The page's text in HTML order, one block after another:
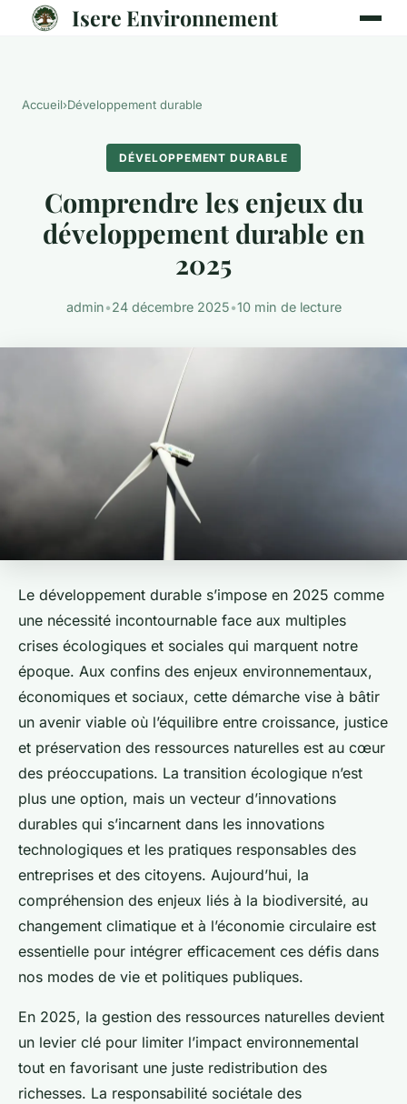
Isere Environnement
Accueil›Développement durable
DÉVELOPPEMENT DURABLE
Comprendre les enjeux du
développement durable en
2025
admin•24 décembre 2025•10 min de lecture
Le développement durable s’impose en 2025 comme
une nécessité incontournable face aux multiples
crises écologiques et sociales qui marquent notre
époque. Aux confins des enjeux environnementaux,
économiques et sociaux, cette démarche vise à bâtir
un avenir viable où l’équilibre entre croissance, justice
et préservation des ressources naturelles est au cœur
des préoccupations. La transition écologique n’est
plus une option, mais un vecteur d’innovations
durables qui s’incarnent dans les innovations
technologiques et les pratiques responsables des
entreprises et des citoyens. Aujourd’hui, la
compréhension des enjeux liés à la biodiversité, au
changement climatique et à l’économie circulaire est
essentielle pour intégrer efficacement ces défis dans
nos modes de vie et politiques publiques.
En 2025, la gestion des ressources naturelles devient
un levier clé pour limiter l’impact environnemental
tout en favorisant une juste redistribution des
richesses. La responsabilité sociétale des